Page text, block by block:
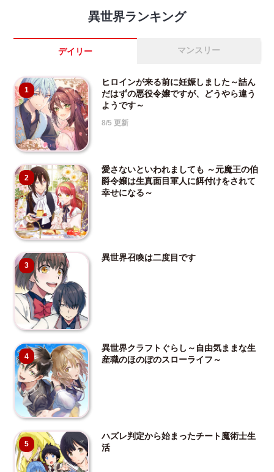
異世界ランキング
デイリー マンスリー
1
ヒロインが来る前に妊娠しました～詰ん
だはずの悪役令嬢ですが、どうやら違う
ようです～
8/5 更新
2
愛さないといわれましても ～元魔王の伯
爵令嬢は生真面目軍人に餌付けをされて
幸せになる～
3
異世界召喚は二度目です
4
異世界クラフトぐらし～自由気ままな生
産職のほのぼのスローライフ～
5
ハズレ判定から始まったチート魔術士生
活